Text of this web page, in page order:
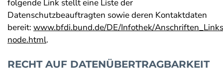
folgende Link stellt eine Liste der
Datenschutzbeauftragten sowie deren Kontaktdaten
bereit: www.bfdi.bund.de/DE/Infothek/
node.html.
RECHT AUF DATENÜBERTRAGBARKEIT